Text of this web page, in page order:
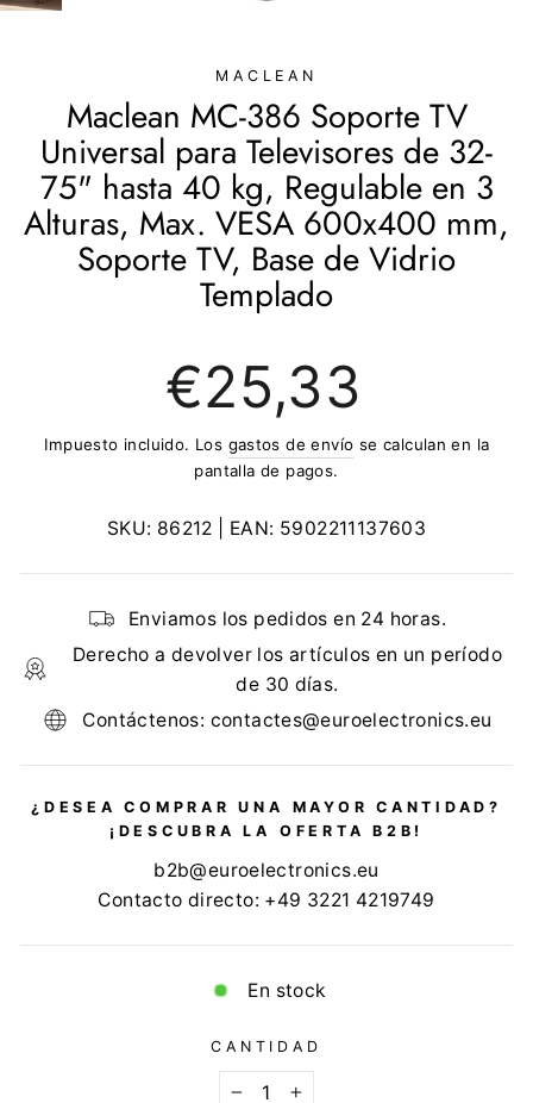
MACLEAN
Maclean MC-386 Soporte TV
Universal para Televisores de 32-
75" hasta 40 kg, Regulable en 3
Alturas, Max. VESA 600x400 mm,
Soporte TV, Base de Vidrio
Templado
regular
€25,33
Impuesto incluido. Los gastos de envío se calculan en la
pantalla de pagos.
SKU: 86212 | EAN: 5902211137603
Enviamos los pedidos en 24 horas.
Derecho a devolver los artículos en un período
de 30 días.
Contáctenos: contactes@euroelectronics.eu
¿DESEA COMPRAR UNA MAYOR CANTIDAD?
¡DESCUBRA LA OFERTA B2B!
b2b@euroelectronics.eu
Contacto directo: +49 3221 4219749
En stock
CANTIDAD